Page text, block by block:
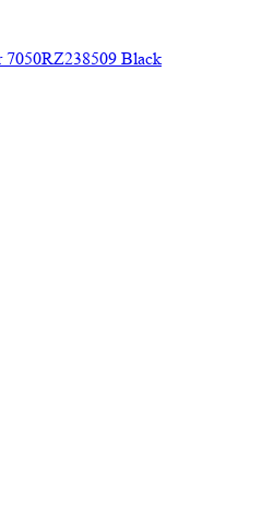
7050RZ238509 Black